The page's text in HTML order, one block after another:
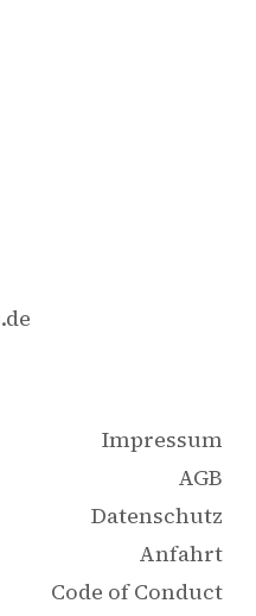
Impressum
AGB
Datenschutz
Anfahrt
Code of Conduct